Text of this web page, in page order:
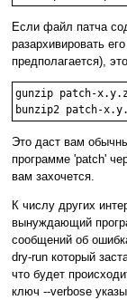
Если файл патча
разархивировать
предполагается),
gunzip patch-
Это даст вам
программе 'patch'
вам захочется.
К числу других
вынуждающий
сообщений об
dry-run который
что будет
ключ --verbose